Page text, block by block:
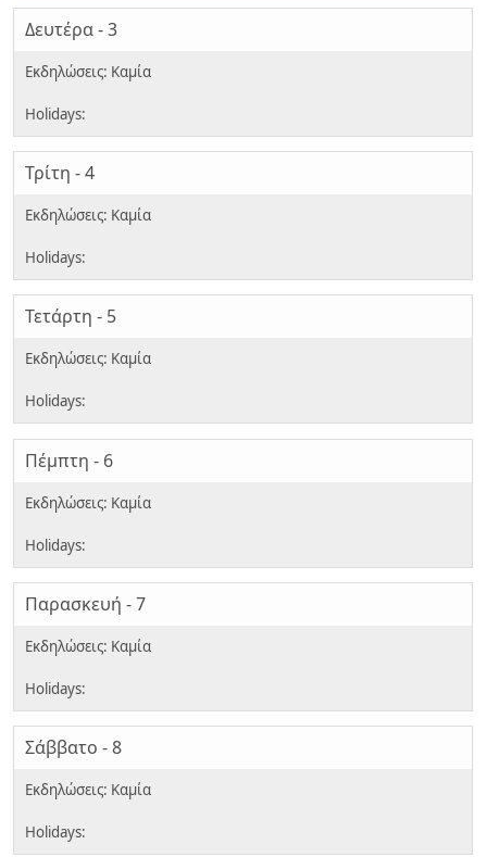
Δευτέρα - 3
Τρίτη - 4
Τετάρτη - 5
Πέμπτη - 6
Παρασκευή - 7
Σάββατο - 8